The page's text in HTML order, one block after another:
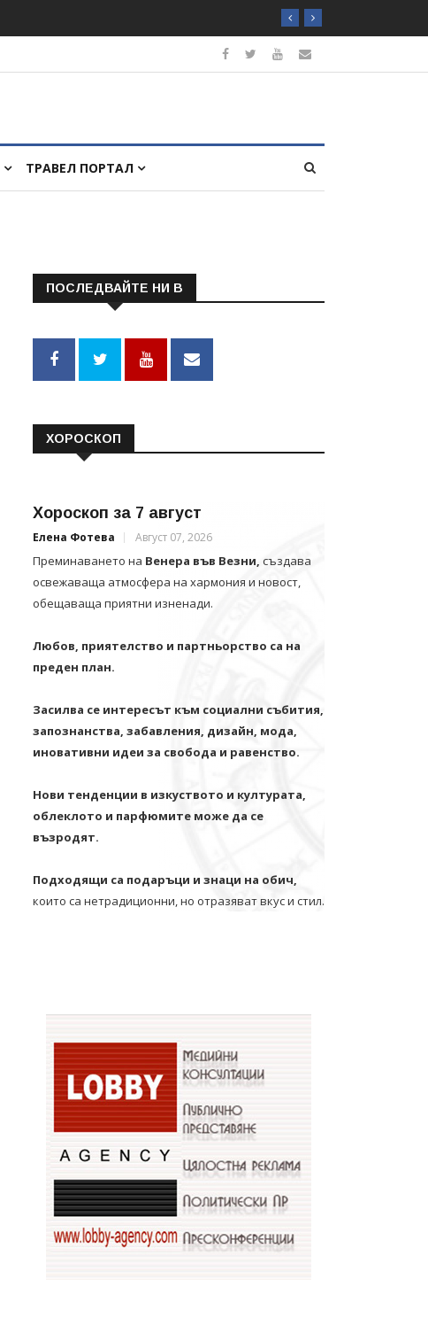
ТРАВЕЛ ПОРТАЛ
ПОСЛЕДВАЙТЕ НИ В
ХОРОСКОП
Хороскоп за 7 август
Елена Фотева Август 07, 2026
Преминаването на Венера във Везни, създава
освежаваща атмосфера на хармония и новост,
обещаваща приятни изненади.
Любов, приятелство и партньорство са на
преден план.
Засилва се интересът към социални събития,
запознанства, забавления, дизайн, мода,
иновативни идеи за свобода и равенство.
Нови тенденции в изкуството и културата,
облеклото и парфюмите може да се
възродят.
Подходящи са подаръци и знаци на обич,
които са нетрадиционни, но отразяват вкус и стил.